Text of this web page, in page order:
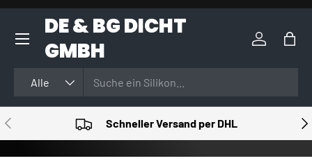
DIREKT ZUM INHALT
DE & BG DICHT
GMBH
Alle
Einloggen
VORHERIGE Schneller Versand per DHL